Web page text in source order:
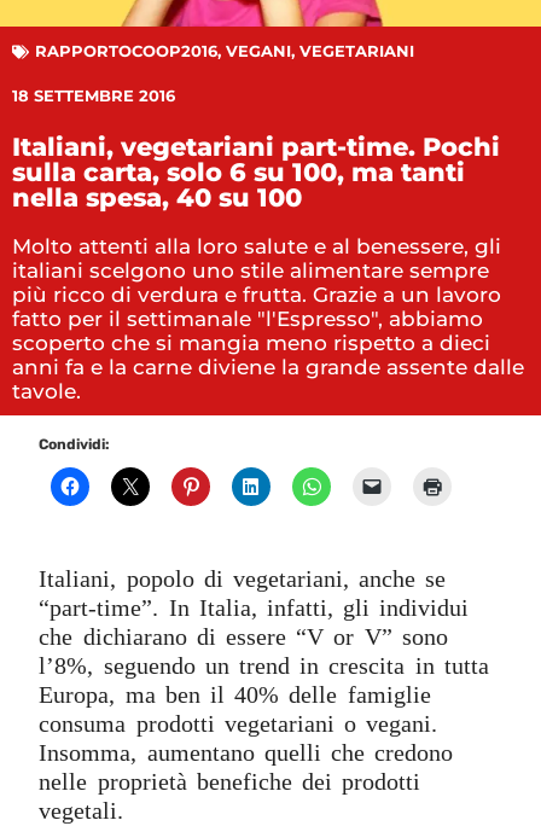
RAPPORTOCOOP2016, VEGANI, VEGETARIANI
18 SETTEMBRE 2016
Italiani, vegetariani part-time. Pochi
sulla carta, solo 6 su 100, ma tanti
nella spesa, 40 su 100
Molto attenti alla loro salute e al benessere, gli
italiani scelgono uno stile alimentare sempre
più ricco di verdura e frutta. Grazie a un lavoro
fatto per il settimanale "l'Espresso", abbiamo
scoperto che si mangia meno rispetto a dieci
anni fa e la carne diviene la grande assente dalle
tavole.
Condividi:
Italiani, popolo di vegetariani, anche se
“part-time”. In Italia, infatti, gli individui
che dichiarano di essere “V or V” sono
l’8%, seguendo un trend in crescita in tutta
Europa, ma ben il 40% delle famiglie
consuma prodotti vegetariani o vegani.
Insomma, aumentano quelli che credono
nelle proprietà benefiche dei prodotti
vegetali.